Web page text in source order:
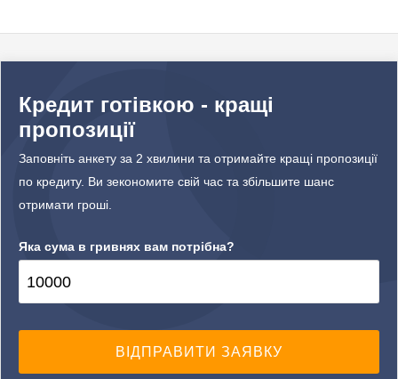
Кредит готівкою - кращі
пропозиції
Заповніть анкету за 2 хвилини та отримайте кращі пропозиції
по кредиту. Ви зекономите свій час та збільшите шанс
отримати гроші.
Яка сума в гривнях вам потрібна?